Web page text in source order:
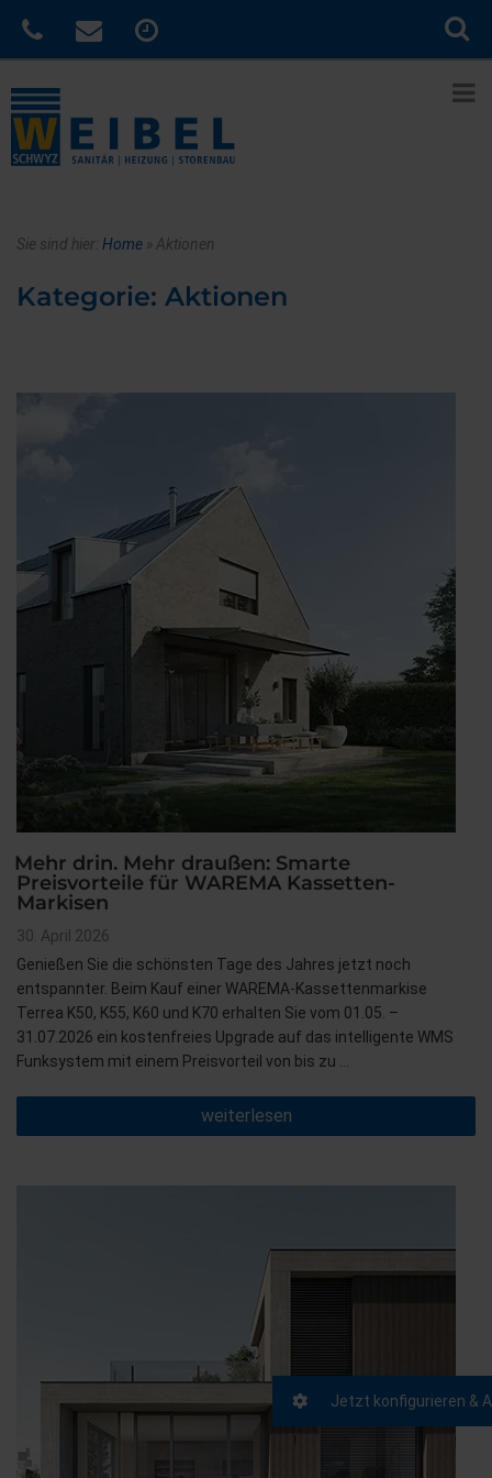
Sie sind hier: Home » Aktionen
Kategorie: Aktionen
Mehr drin. Mehr draußen: Smarte
Preisvorteile für WAREMA Kassetten-
Markisen
Veröffentlicht
am
30. April 2026
Genießen Sie die schönsten Tage des Jahres jetzt noch
entspannter. Beim Kauf einer WAREMA-Kassettenmarkise
Terrea K50, K55, K60 und K70 erhalten Sie vom 01.05. –
31.07.2026 ein kostenfreies Upgrade auf das intelligente WMS
Funksystem mit einem Preisvorteil von bis zu …
„Mehr
drin.
Kassetten-
Markisen“
weiterlesen
Jetzt konfigurieren &